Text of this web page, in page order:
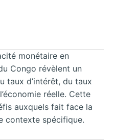
monétaire en
Congo révèlent un
taux d’intérêt, du taux
réelle. Cette
auxquels fait face la
contexte spécifique.